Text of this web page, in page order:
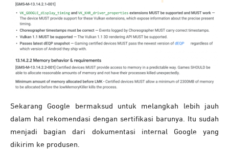
Sekarang Google bermaksud untuk melangkah lebih jauh
dalam hal rekomendasi dengan sertifikasi barunya. Itu sudah
menjadi bagian dari dokumentasi internal Google yang
dikirim ke produsen.